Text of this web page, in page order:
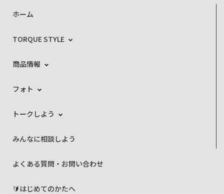
ホーム
TORQUE STYLE
商品情報
フォト
トークしよう
みんなに相談しよう
よくある質問・お問い合わせ
🔰はじめてのかたへ